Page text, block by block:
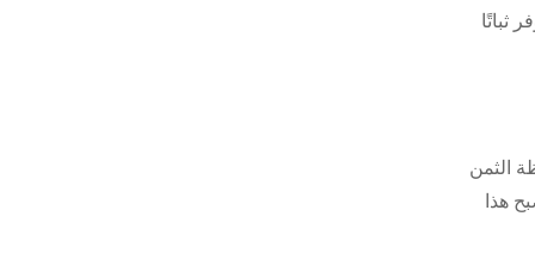
ثباتًا
الثمن
هذا